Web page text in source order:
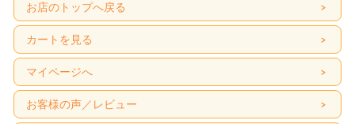
お店のトップへ戻る
カートを見る
マイページへ
お客様の声／レビュー